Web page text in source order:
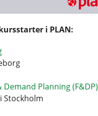
i PLAN:
Demand Planning (F&DP)
Stockholm